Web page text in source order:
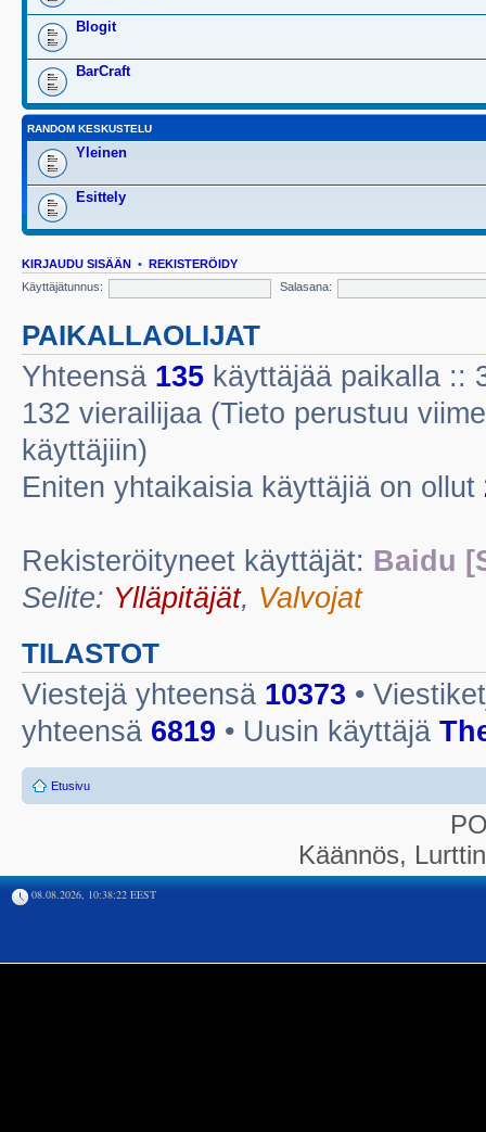
Blogit
BarCraft
RANDOM KESKUSTELU
Yleinen
Esittely
KIRJAUDU SISÄÄN • REKISTERÖIDY
Käyttäjätunnus:
Salasana:
PAIKALLAOLIJAT
Yhteensä 135 käyttäjää paikalla ::
132 vierailijaa (Tieto perustuu
käyttäjiin)
Eniten yhtaikaisia käyttäjiä on ollut
Rekisteröityneet käyttäjät: Baidu
Selite: Ylläpitäjät, Valvojat
TILASTOT
Viestejä yhteensä 10373 •
yhteensä 6819 • Uusin käyttäjä
Etusivu
Käännös,
08.08.2026, 10:38:22 EEST